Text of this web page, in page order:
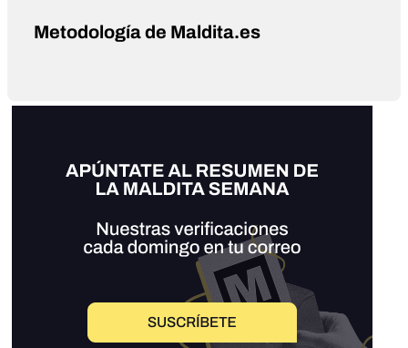
Metodología de Maldita.es